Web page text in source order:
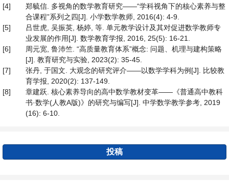
[4]
郑毓信. 多视角的数学教育研究——“学科视角下的核心素养与整
合课程”系列之四[J]. 小学数学教师, 2016(4): 4-9.
[5]
吕世虎, 吴振英, 杨婷, 等. 单元教学设计及其对促进数学教师专
业发展的作用[J]. 数学教育学报, 2016, 25(5): 16-21.
[6]
周元宽, 鲁沛竺. “高质量教育体系”概念: 问题、机理与建构策略
[J]. 教育研究与实验, 2023(2): 35-45.
[7]
张丹, 于国文. 大观念的研究评介——以数学学科为例[J]. 比较教
育学报, 2020(2): 137-149.
[8]
章建跃. 核心素养导向的高中数学教材变革——《普通高中教科
书·数学(人教A版)》的研究与编写[J]. 中学数学教学参考, 2019
(16): 6-10.
投稿